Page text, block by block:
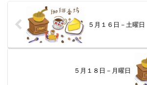
５月１６日－土曜日
５月１８日－月曜日